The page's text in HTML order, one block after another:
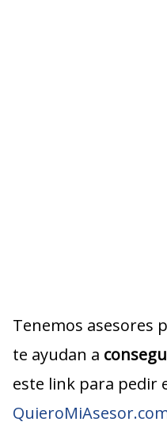
Tenemos asesores
te ayudan a
este link para pedir